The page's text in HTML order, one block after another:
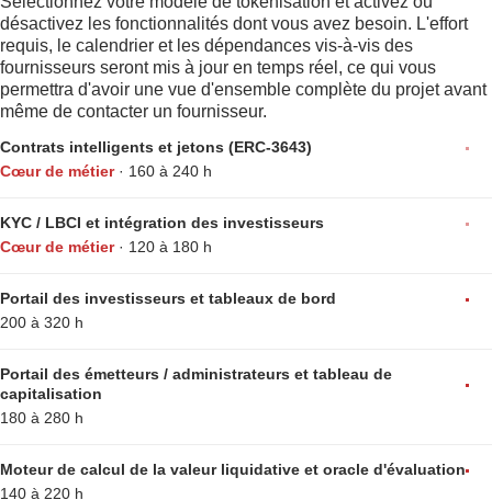
désactivez les fonctionnalités dont vous avez besoin. L'effort
requis, le calendrier et les dépendances vis-à-vis des
fournisseurs seront mis à jour en temps réel, ce qui vous
permettra d'avoir une vue d'ensemble complète du projet avant
même de contacter un fournisseur.
Contrats intelligents et jetons (ERC-3643)
Cœur de métier· 160 à 240 h
KYC / LBCI et intégration des investisseurs
Cœur de métier· 120 à 180 h
Portail des investisseurs et tableaux de bord
200 à 320 h
Portail des émetteurs / administrateurs et tableau de
capitalisation
180 à 280 h
Moteur de calcul de la valeur liquidative et oracle d'évaluation
140 à 220 h